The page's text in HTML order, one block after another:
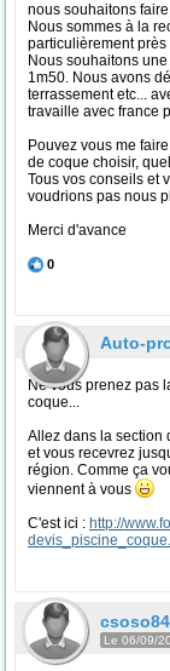
nous souhaitons
Nous sommes à la
particulièrement
Nous souhaitons
1m50. Nous avons
terrassement etc...
travaille avec france
Pouvez vous me
de coque choisir,
Tous vos conseils et
voudrions pas nous
Merci d'avance
0
Auto-
Ne vous prenez pas
coque...
Allez dans la section
et vous recevrez
région. Comme ça
viennent à vous
C'est ici : http://
Le 06/09/